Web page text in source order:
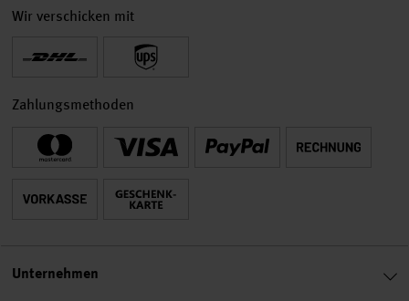
Wir verschicken mit
Zahlungsmethoden
Unternehmen